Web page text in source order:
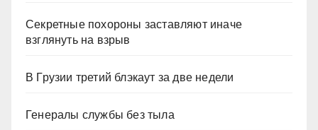
Секретные похороны заставляют иначе
взглянуть на взрыв
В Грузии третий блэкаут за две недели
Генералы службы без тыла